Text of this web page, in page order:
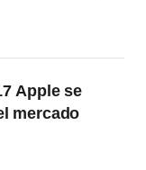
Apple se
mercado